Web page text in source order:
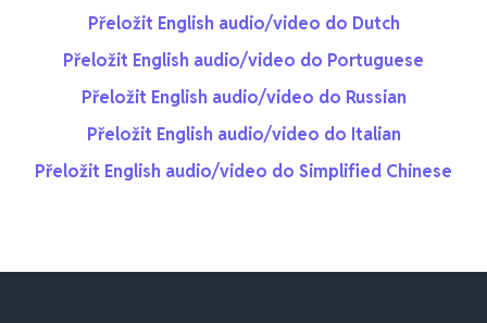
Přeložit English audio/video do Dutch
Přeložit English audio/video do Portuguese
Přeložit English audio/video do Russian
Přeložit English audio/video do Italian
Přeložit English audio/video do Simplified Chinese